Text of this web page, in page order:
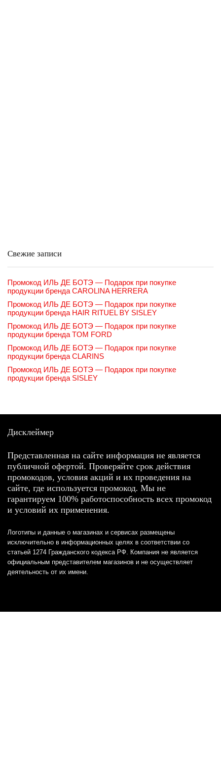
Свежие записи
Промокод ИЛЬ ДЕ БОТЭ — Подарок при покупке
продукции бренда CAROLINA HERRERA
Промокод ИЛЬ ДЕ БОТЭ — Подарок при покупке
продукции бренда HAIR RITUEL BY SISLEY
Промокод ИЛЬ ДЕ БОТЭ — Подарок при покупке
продукции бренда TOM FORD
Промокод ИЛЬ ДЕ БОТЭ — Подарок при покупке
продукции бренда CLARINS
Промокод ИЛЬ ДЕ БОТЭ — Подарок при покупке
продукции бренда SISLEY
Дисклеймер
Представленная на сайте информация не является
публичной офертой. Проверяйте срок действия
промокодов, условия акций и их проведения на
сайте, где используется промокод. Мы не
гарантируем 100% работоспособность всех промокод
и условий их применения.
Логотипы и данные о магазинах и сервисах размещены
исключительно в информационных целях в соответствии со
статьей 1274 Гражданского кодекса РФ. Компания не является
официальным представителем магазинов и не осуществляет
деятельность от их имени.